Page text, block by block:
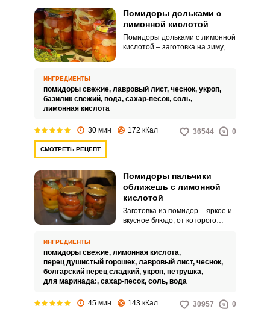
Помидоры дольками с
лимонной кислотой
Помидоры дольками с лимонной
кислотой – заготовка на зиму,
отлично дополнит не только
семейный ужин, но и покорит
гостей.
ИНГРЕДИЕНТЫ
помидоры свежие, лавровый лист, чеснок, укроп,
базилик свежий, вода, сахар-песок, соль,
лимонная кислота
30 мин 172 кКал 36544 0
СМОТРЕТЬ РЕЦЕПТ
Помидоры пальчики
оближешь с лимонной
кислотой
Заготовка из помидор – яркое и
вкусное блюдо, от которого
приготовление томатов на зиму
с добавлением лимонной
кислоты. Указанное количество
ингредиентов рассчитано на
ИНГРЕДИЕНТЫ
помидоры свежие, лимонная кислота,
перец душистый горошек, лавровый лист, чеснок,
болгарский перец сладкий, укроп, петрушка,
для маринада:, сахар-песок, соль, вода
45 мин 143 кКал 30957 0